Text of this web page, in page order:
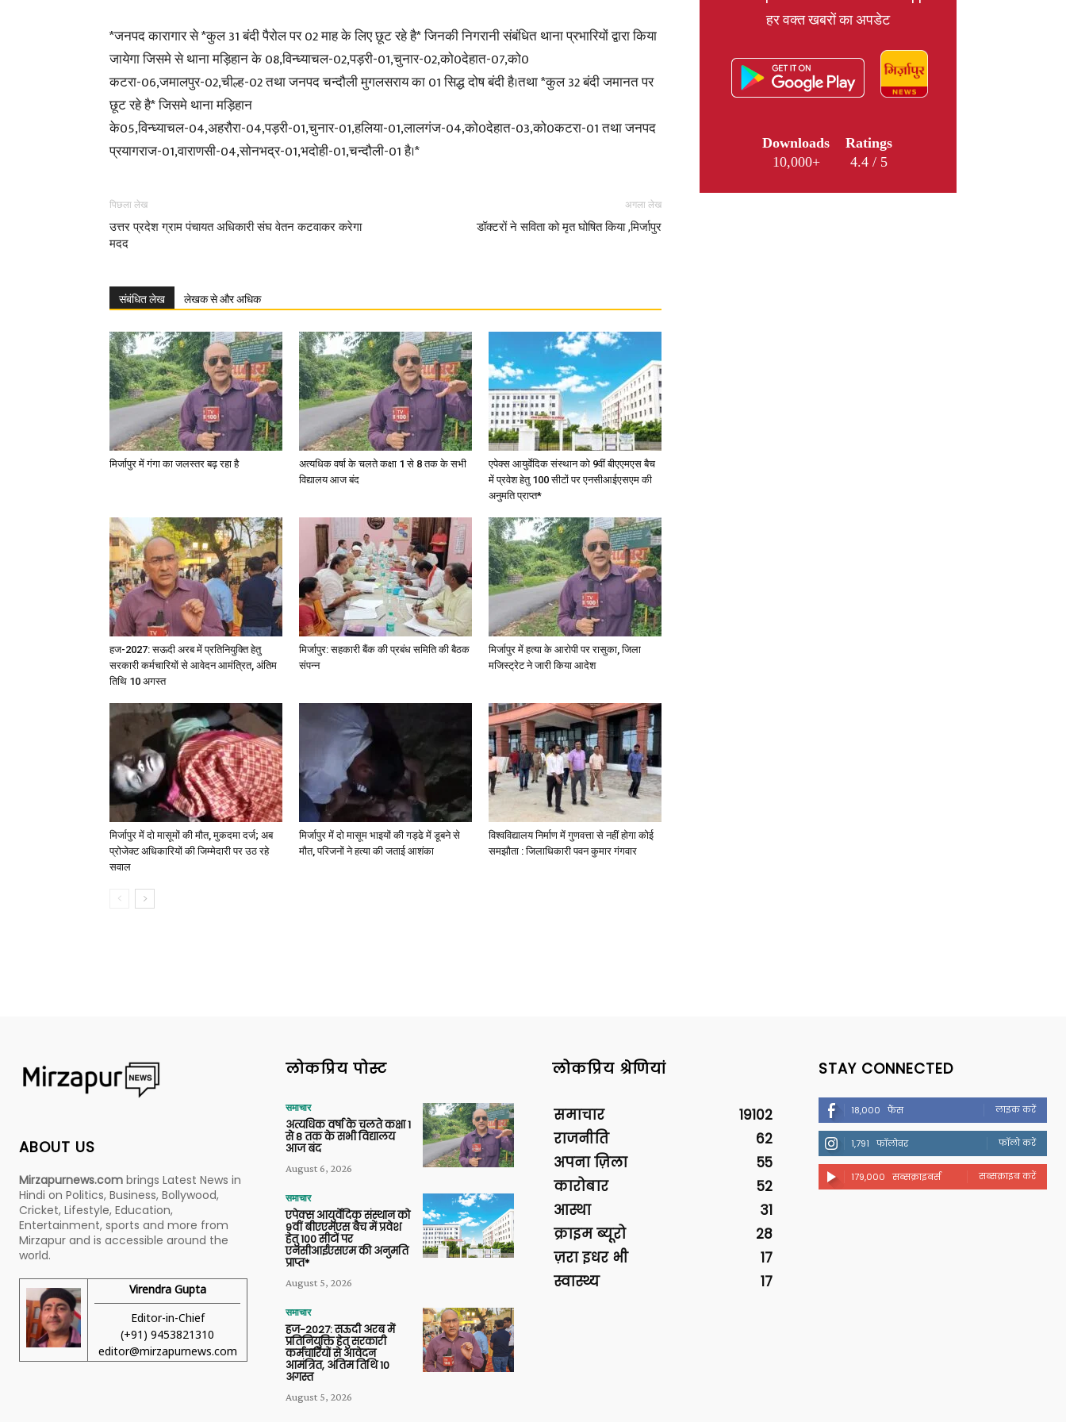
News,
in
Hindi,
Today
Hindi
News
*जनपद कारागार से *कुल 31 बंदी पैरोल पर 02 माह के लिए छूट रहे है* जिनकी निगरानी संबंधित थाना प्रभारियों द्वारा किया
जायेगा जिसमे से थाना मड़िहान के 08,विन्ध्याचल-02,पड़री-01,चुनार-02,को0देहात-07,को0
कटरा-06,जमालपुर-02,चील्ह-02 तथा जनपद चन्दौली मुगलसराय का 01 सिद्ध दोष बंदी है।तथा *कुल 32 बंदी जमानत पर
छूट रहे है* जिसमे थाना मड़िहान
के05,विन्ध्याचल-04,अहरौरा-04,पड़री-01,चुनार-01,हलिया-01,लालगंज-04,को0देहात-03,को0कटरा-01 तथा जनपद
प्रयागराज-01,वाराणसी-04,सोनभद्र-01,भदोही-01,चन्दौली-01 है।*
पिछला लेख
उत्तर प्रदेश ग्राम पंचायत अधिकारी संघ वेतन कटवाकर करेगा
मदद
अगला लेख
डॉक्टरों ने सविता को मृत घोषित किया ,मिर्जापुर
संबंधित लेख लेखक से और अधिक
मिर्जापुर में गंगा का जलस्तर बढ़ रहा है
अत्यधिक वर्षा के चलते कक्षा 1 से 8 तक के सभी
विद्यालय आज बंद
एपेक्स आयुर्वेदिक संस्थान को 9वीं बीएएमएस बैच
में प्रवेश हेतु 100 सीटों पर एनसीआईएसएम की
अनुमति प्राप्त*
हज-2027: सऊदी अरब में प्रतिनियुक्ति हेतु
सरकारी कर्मचारियों से आवेदन आमंत्रित, अंतिम
तिथि 10 अगस्त
मिर्जापुर: सहकारी बैंक की प्रबंध समिति की बैठक
संपन्न
मिर्जापुर में हत्या के आरोपी पर रासुका, जिला
मजिस्ट्रेट ने जारी किया आदेश
मिर्जापुर में दो मासूमों की मौत, मुकदमा दर्ज; अब
प्रोजेक्ट अधिकारियों की जिम्मेदारी पर उठ रहे
सवाल
मिर्जापुर में दो मासूम भाइयों की गड्ढे में डूबने से
मौत, परिजनों ने हत्या की जताई आशंका
विश्वविद्यालय निर्माण में गुणवत्ता से नहीं होगा कोई
समझौता : जिलाधिकारी पवन कुमार गंगवार
हर वक्त खबरों का अपडेट
Downloads
10,000+
Ratings
4.4 / 5
ABOUT US
Mirzapurnews.com brings Latest News in
Hindi on Politics, Business, Bollywood,
Cricket, Lifestyle, Education,
Entertainment, sports and more from
Mirzapur and is accessible around the
world.
Virendra Gupta
Editor-in-Chief
(+91) 9453821310
editor@mirzapurnews.com
लोकप्रिय पोस्ट
समाचार
अत्यधिक वर्षा के चलते कक्षा 1
से 8 तक के सभी विद्यालय
आज बंद
August 6, 2026
समाचार
एपेक्स आयुर्वेदिक संस्थान को
9वीं बीएएमएस बैच में प्रवेश
हेतु 100 सीटों पर
एनसीआईएसएम की अनुमति
प्राप्त*
August 5, 2026
समाचार
हज-2027: सऊदी अरब में
प्रतिनियुक्ति हेतु सरकारी
कर्मचारियों से आवेदन
आमंत्रित, अंतिम तिथि 10
अगस्त
August 5, 2026
लोकप्रिय श्रेणियां
समाचार
19102
राजनीति
62
अपना ज़िला
55
कारोबार
52
आस्था
31
क्राइम ब्यूरो
28
ज़रा इधर भी
17
स्वास्थ्य
17
STAY CONNECTED
18,000 फैंस लाइक करें
1,791 फॉलोवर फॉलो करें
179,000 सब्सक्राइबर्स सब्सक्राइब करें